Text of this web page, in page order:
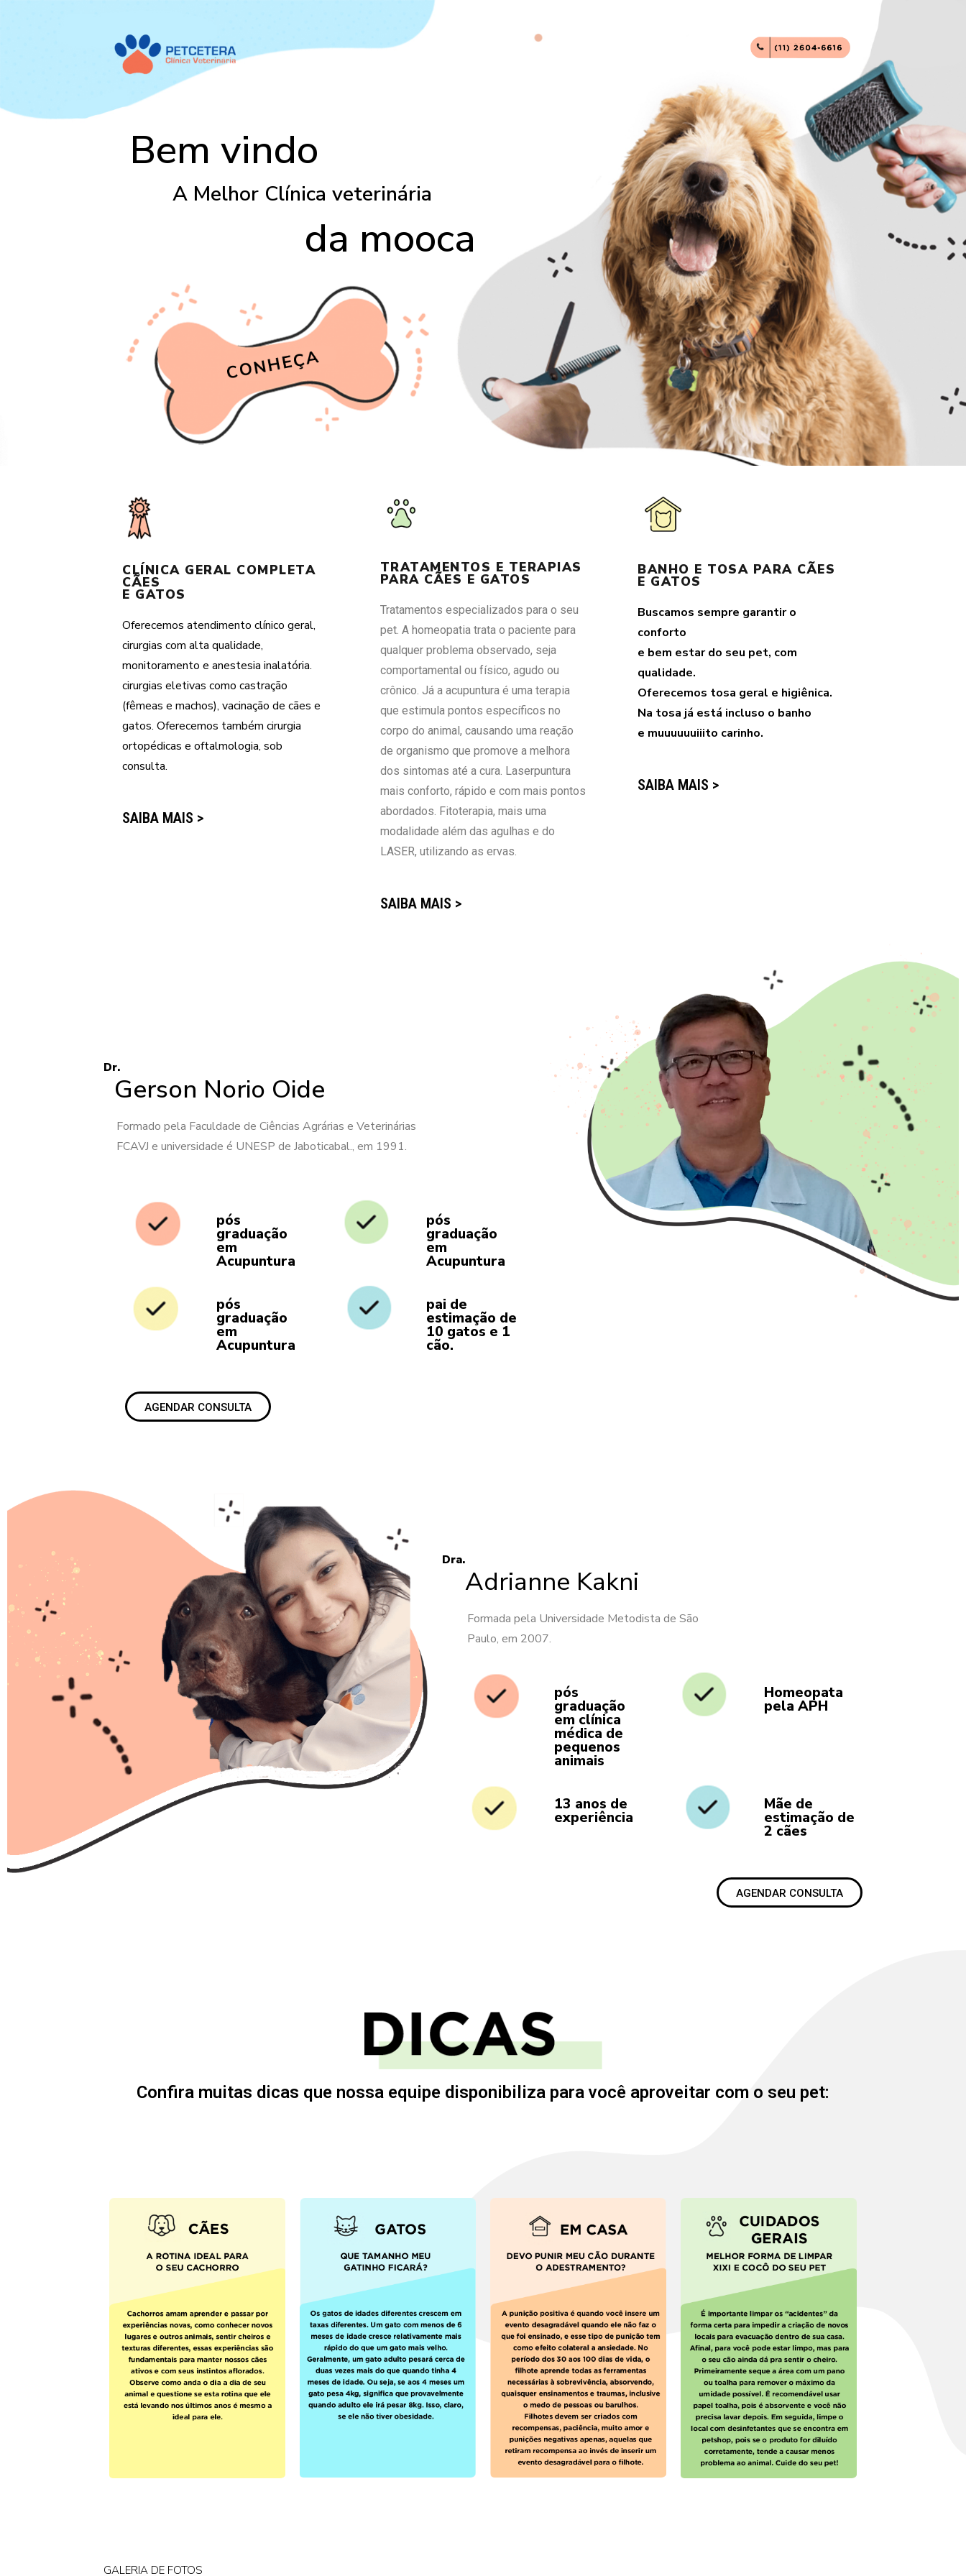
Bem vindo
A Melhor Clínica veterinária
da mooca
CLÍNICA GERAL COMPLETA
CÃES
E GATOS
Oferecemos atendimento clínico geral,
cirurgias com alta qualidade,
monitoramento e anestesia inalatória.
cirurgias eletivas como castração
(fêmeas e machos), vacinação de cães e
gatos. Oferecemos também cirurgia
ortopédicas e oftalmologia, sob
consulta.
SAIBA MAIS >
TRATAMENTOS E TERAPIAS
PARA CÃES E GATOS
Tratamentos especializados para o seu
pet. A homeopatia trata o paciente para
qualquer problema observado, seja
comportamental ou físico, agudo ou
crônico. Já a acupuntura é uma terapia
que estimula pontos específicos no
corpo do animal, causando uma reação
de organismo que promove a melhora
dos sintomas até a cura. Laserpuntura
mais conforto, rápido e com mais pontos
abordados. Fitoterapia, mais uma
modalidade além das agulhas e do
LASER, utilizando as ervas.
SAIBA MAIS >
BANHO E TOSA PARA CÃES
E GATOS
Buscamos sempre garantir o
conforto
e bem estar do seu pet, com
qualidade.
Oferecemos tosa geral e higiênica.
Na tosa já está incluso o banho
e muuuuuuiiito carinho.
SAIBA MAIS >
Dr.
Gerson Norio Oide
Formado pela Faculdade de Ciências Agrárias e Veterinárias
FCAVJ e universidade é UNESP de Jaboticabal., em 1991.
pós
graduação
em
Acupuntura
pós
graduação
em
Acupuntura
pós
graduação
em
Acupuntura
pai de
estimação de
10 gatos e 1
cão.
AGENDAR CONSULTA
Dra.
Adrianne Kakni
Formada pela Universidade Metodista de São
Paulo, em 2007.
pós
graduação
em clínica
médica de
pequenos
animais
Homeopata
pela APH
13 anos de
experiência
Mãe de
estimação de
2 cães
AGENDAR CONSULTA
Confira muitas dicas que nossa equipe disponibiliza para você aproveitar com o seu pet:
GALERIA DE FOTOS